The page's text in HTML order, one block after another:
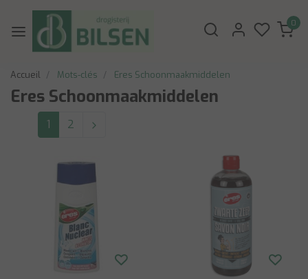
0
Accueil Mots-clés Eres Schoonmaakmiddelen
Eres Schoonmaakmiddelen
1 2